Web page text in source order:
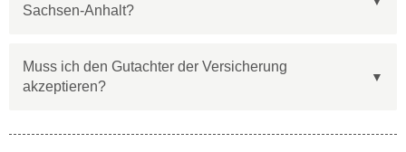
Sachsen-Anhalt?
Muss ich den Gutachter der Versicherung
akzeptieren?